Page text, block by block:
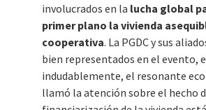
involucrados en la lucha global
primer plano la vivienda
cooperativa. La PGDC y sus
bien representados en el evento, e
indudablemente, el resonante
llamó la atención sobre el hecho